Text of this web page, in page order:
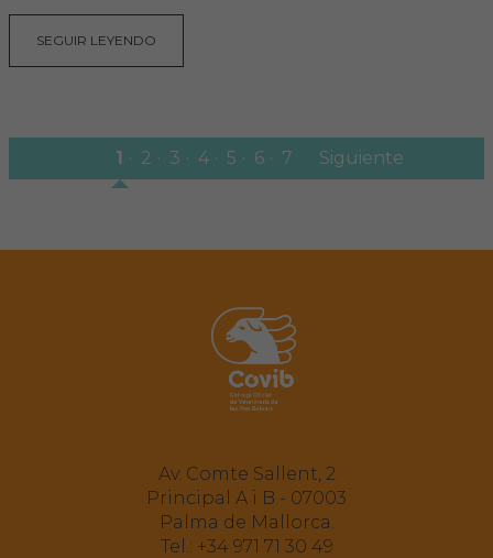
SEGUIR LEYENDO
1 2 3 4 5 6 7 Siguiente
Av. Comte Sallent, 2
Principal A i B - 07003
Palma de Mallorca.
Tel.: +34 971 71 30 49